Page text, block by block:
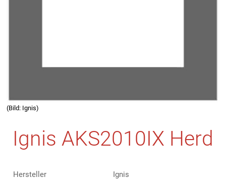
(Bild: Ignis)
Ignis AKS2010IX Herd
Hersteller
Ignis